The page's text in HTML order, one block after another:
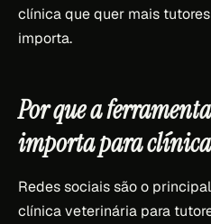
clínica que quer mais
importa.
Por que a
importa para
Redes sociais são o
clínica veterinária para